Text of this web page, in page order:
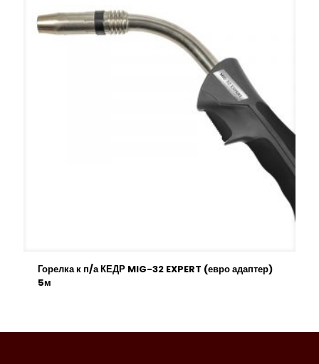
Горелка к п/а КЕДР MIG-32 EXPERT (евро адаптер)
5м